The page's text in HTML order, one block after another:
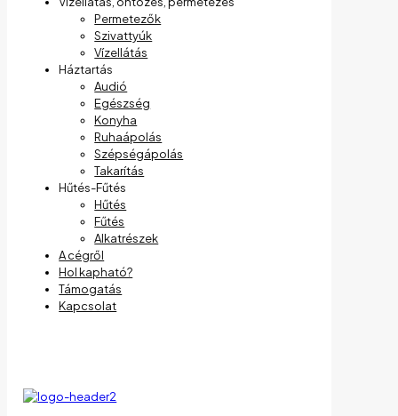
Permetezők
Szivattyúk
Vízellátás
Háztartás
Audió
Egészség
Konyha
Ruhaápolás
Szépségápolás
Takarítás
Hűtés-Fűtés
Hűtés
Fűtés
Alkatrészek
A cégről
Hol kapható?
Támogatás
Kapcsolat